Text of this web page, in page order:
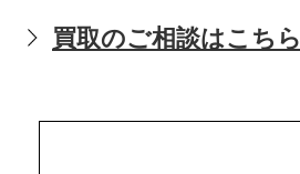
買取のご相談はこちら